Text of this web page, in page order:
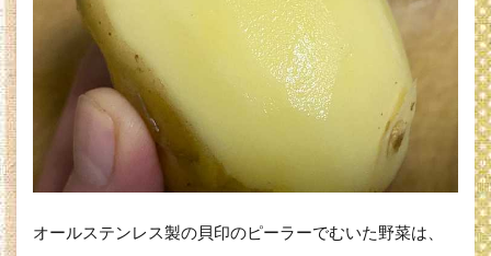
オールステンレス製の貝印のピーラーでむいた野菜は、